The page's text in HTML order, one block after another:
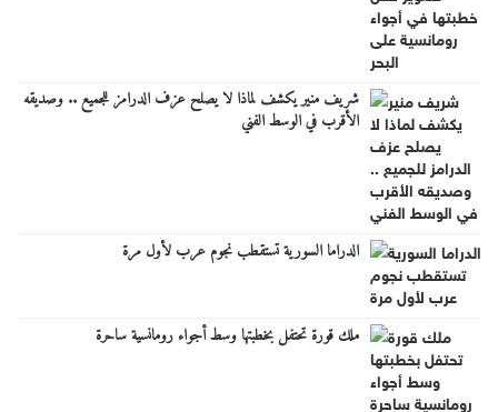
شريف منير يكشف لماذا لا يصلح عزف الدرامز للجميع .. وصديقه
الأقرب في الوسط الفني
الدراما السورية تستقطب نجوم عرب لأول مرة
ملك قورة تحتفل بخطبتها وسط أجواء رومانسية ساحرة